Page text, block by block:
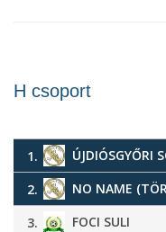
H csoport
1. ÚJDIÓSGYŐRI
2.
NO NAME
3.
FOCI SULI